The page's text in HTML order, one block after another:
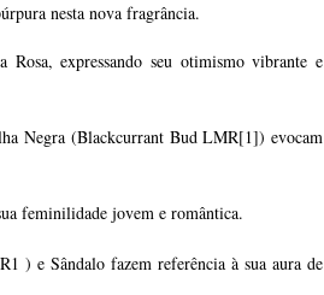
nesta nova fragrância.
Rosa, expressando seu otimismo vibrante e
Negra (Blackcurrant Bud LMR[1]) evocam
feminilidade jovem e romântica.
) e Sândalo fazem referência à sua aura de